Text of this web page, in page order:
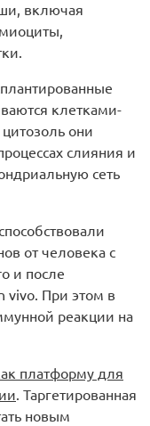
включая
клетками-
они
слияния и
сеть
от человека с
и после
vivo. При этом в
реакции на
платформу для
. Таргетированная
новым